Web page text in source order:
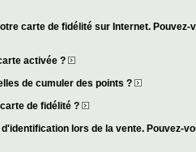
carte de fidélité sur Internet.
activée ?
de cumuler des points ?
de fidélité ?
lors de la vente. Pouvez-